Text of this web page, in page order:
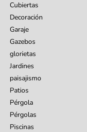
Cubiertas
Decoración
Garaje
Gazebos
glorietas
Jardines
paisajismo
Patios
Pérgola
Pérgolas
Piscinas